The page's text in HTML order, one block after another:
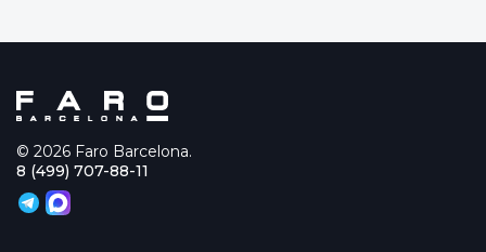
© 2026 Faro Barcelona.
8 (499) 707-88-11